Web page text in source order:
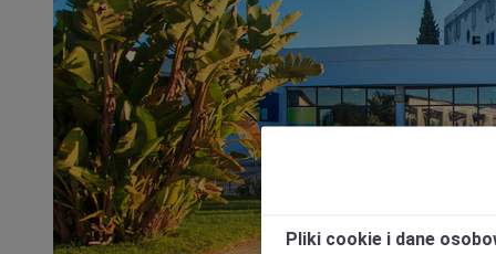
Pliki cookie i dane